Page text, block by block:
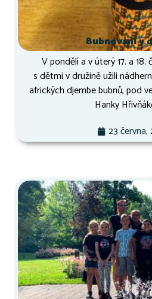
Bubnování v
V pondělí a v úterý 17. a
s dětmi v družině užili
afrických djembe bubnů, pod
Hanky
23 června,